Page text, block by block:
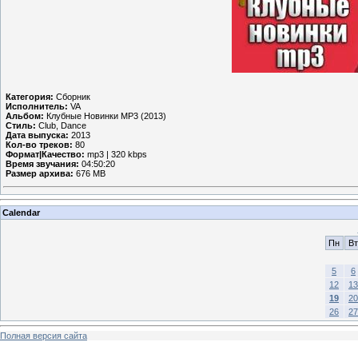
Категория: Сборник
Исполнитель: VA
Альбом: Клубные Новинки MP3 (2013)
Стиль: Club, Dance
Дата выпуска: 2013
Кол-во треков: 80
Формат|Качество: mp3 | 320 kbps
Время звучания: 04:50:20
Размер архива: 676 MB
Calendar
Пн
Вт
5
6
12
13
19
20
26
27
Полная версия сайта